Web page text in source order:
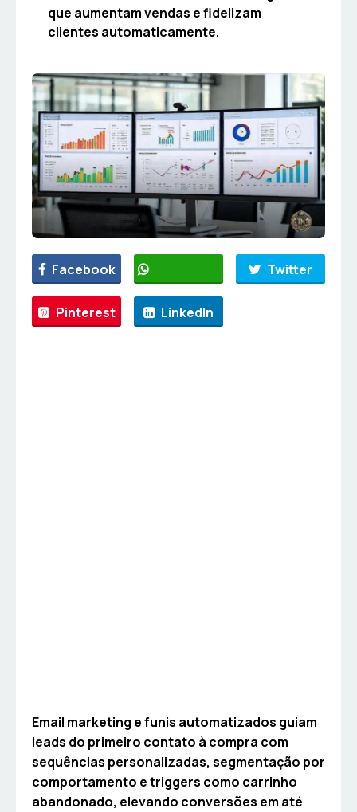
que aumentam vendas e fidelizam
clientes automaticamente.
Facebook WhatsApp Twitter
Pinterest LinkedIn
Email marketing e funis automatizados guiam
leads do primeiro contato à compra com
sequências personalizadas, segmentação por
comportamento e triggers como carrinho
abandonado, elevando conversões em até